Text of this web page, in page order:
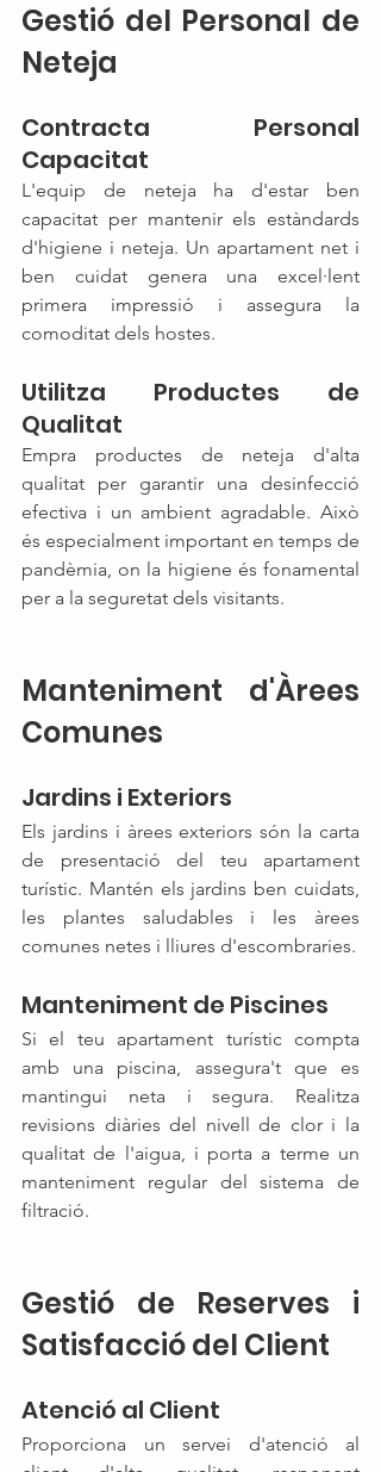
Gestió del Personal de
Neteja
Contracta Personal
Capacitat
L'equip de neteja ha d'estar ben
capacitat per mantenir els estàndards
d'higiene i neteja. Un apartament net i
ben cuidat genera una excel·lent
primera impressió i assegura la
comoditat dels hostes.
Utilitza Productes de
Qualitat
Empra productes de neteja d'alta
qualitat per garantir una desinfecció
efectiva i un ambient agradable. Això
és especialment important en temps de
pandèmia, on la higiene és fonamental
per a la seguretat dels visitants.
Manteniment d'Àrees
Comunes
Jardins i Exteriors
Els jardins i àrees exteriors són la carta
de presentació del teu apartament
turístic. Mantén els jardins ben cuidats,
les plantes saludables i les àrees
comunes netes i lliures d'escombraries.
Manteniment de Piscines
Si el teu apartament turístic compta
amb una piscina, assegura't que es
mantingui neta i segura. Realitza
revisions diàries del nivell de clor i la
qualitat de l'aigua, i porta a terme un
manteniment regular del sistema de
filtració.
Gestió de Reserves i
Satisfacció del Client
Atenció al Client
Proporciona un servei d'atenció al